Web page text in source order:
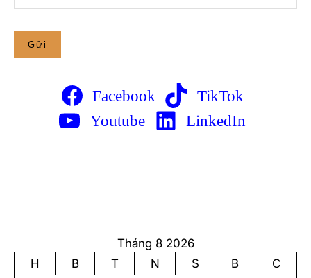
Facebook
TikTok
Youtube
LinkedIn
Tháng 8 2026
H
B T N S B C